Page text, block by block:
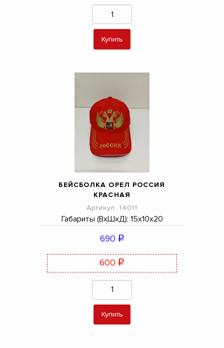
Купить
БЕЙСБОЛКА ОРЕЛ РОССИЯ
КРАСНАЯ
Артикул: 14011
Габариты (ВхШхД): 15х10х20
690 q
600 q
Купить